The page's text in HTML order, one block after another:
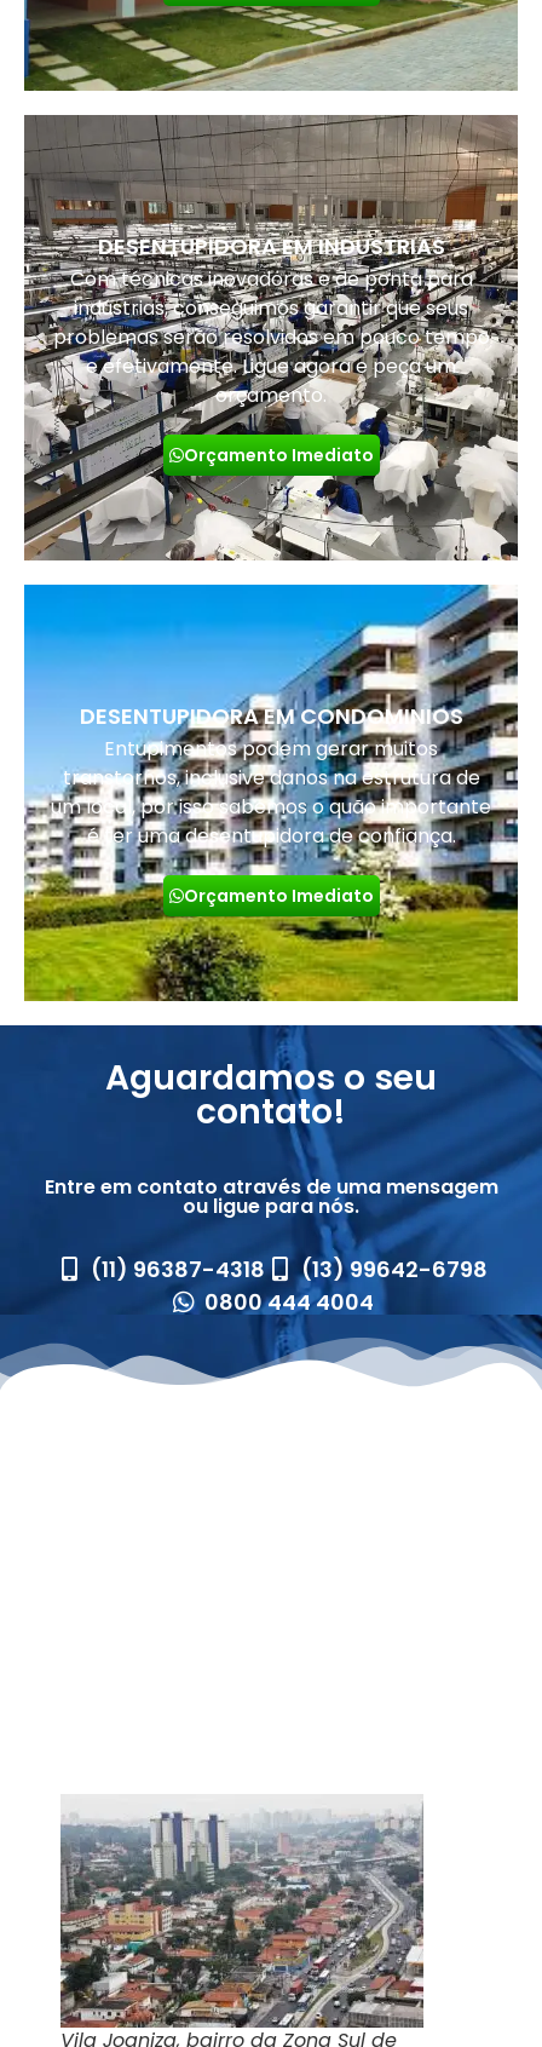
DESENTUPIDORA EM INDUSTRIAS
Com técnicas inovadoras e de ponta para
indústrias, conseguimos garantir que seus
problemas serão resolvidos em pouco tempo
e efetivamente. Ligue agora e peça um
orçamento.
Orçamento Imediato
DESENTUPIDORA EM CONDOMINIOS
Entupimentos podem gerar muitos
transtornos, inclusive danos na estrutura de
um local, por isso sabemos o quão importante
é ter uma desentupidora de confiança.
Orçamento Imediato
Aguardamos o seu
contato!
Entre em contato através de uma mensagem
ou ligue para nós.
(11) 96387-4318
(13) 99642-6798
0800 444 4004
Vila Joaniza, bairro da Zona Sul de